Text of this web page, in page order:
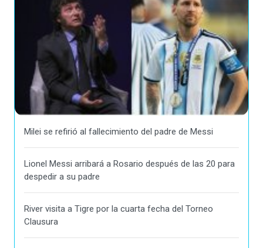
Milei se refirió al fallecimiento del padre de Messi
Lionel Messi arribará a Rosario después de las 20 para
despedir a su padre
River visita a Tigre por la cuarta fecha del Torneo
Clausura